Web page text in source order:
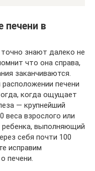
печени в
точно знают далеко не
что она справа,
заканчиваются.
печени
когда ощущает
— крупнейший
веса взрослого или
выполняющий
себя почти 100
исправим
печени.